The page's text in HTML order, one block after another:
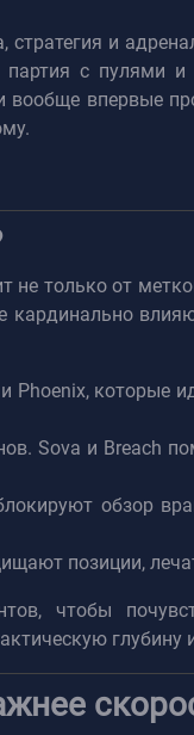
и
с пулями
вообще впервые
не только от
которые
Sova и Breach
обзор
позиции,
чтобы
глубину